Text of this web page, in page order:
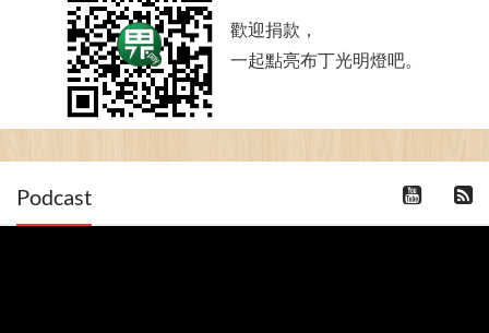
歡迎捐款，
一起點亮布丁光明燈吧。
Podcast